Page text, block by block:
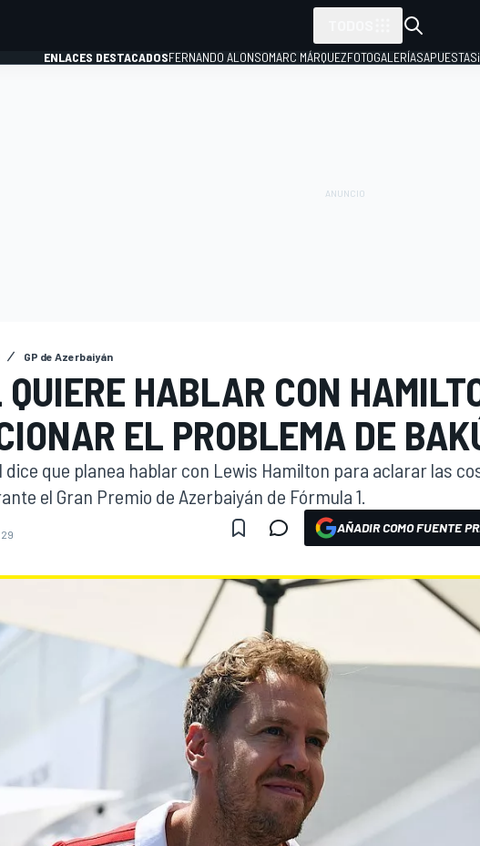
ENLACES DESTACADOSFERNANDO ALONSOMARC MÁRQUEZFOTOGALERÍASAPUESTAS
GP de Azerbaiyán
HABLAR CON
EL PROBLEMA DE
dice que planea hablar con Lewis Hamilton para aclarar las
el Gran Premio de Azerbaiyán de Fórmula 1.
AÑADIR COMO FUENTE